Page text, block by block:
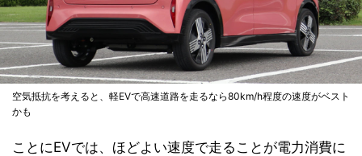
空気抵抗を考えると、軽EVで高速道路を走るなら80km/h程度の速度がベスト
かも
ことにEVでは、ほどよい速度で走ることが電力消費に